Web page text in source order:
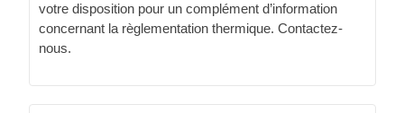
votre disposition pour un complément d’information
concernant la règlementation thermique. Contactez-
nous.